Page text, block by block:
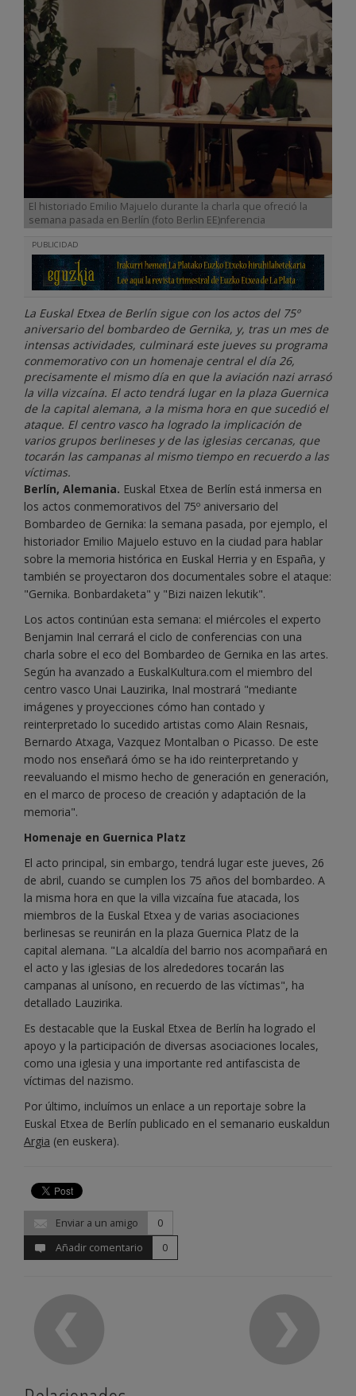
El historiado Emilio Majuelo durante la charla que ofreció la
semana pasada en Berlín (foto Berlin EE)nferencia
PUBLICIDAD
La Euskal Etxea de Berlín sigue con los actos del 75º
aniversario del bombardeo de Gernika, y, tras un mes de
intensas actividades, culminará este jueves su programa
conmemorativo con un homenaje central el día 26,
precisamente el mismo día en que la aviación nazi arrasó
la villa vizcaína. El acto tendrá lugar en la plaza Guernica
de la capital alemana, a la misma hora en que sucedió el
ataque. El centro vasco ha logrado la implicación de
varios grupos berlineses y de las iglesias cercanas, que
tocarán las campanas al mismo tiempo en recuerdo a las
víctimas.
Berlín, Alemania. Euskal Etxea de Berlín está inmersa en
los actos conmemorativos del 75º aniversario del
Bombardeo de Gernika: la semana pasada, por ejemplo, el
historiador Emilio Majuelo estuvo en la ciudad para hablar
sobre la memoria histórica en Euskal Herria y en España, y
también se proyectaron dos documentales sobre el ataque:
"Gernika. Bonbardaketa" y "Bizi naizen lekutik".
Los actos continúan esta semana: el miércoles el experto
Benjamin Inal cerrará el ciclo de conferencias con una
charla sobre el eco del Bombardeo de Gernika en las artes.
Según ha avanzado a EuskalKultura.com el miembro del
centro vasco Unai Lauzirika, Inal mostrará "mediante
imágenes y proyecciones cómo han contado y
reinterpretado lo sucedido artistas como Alain Resnais,
Bernardo Atxaga, Vazquez Montalban o Picasso. De este
modo nos enseñará ómo se ha ido reinterpretando y
reevaluando el mismo hecho de generación en generación,
en el marco de proceso de creación y adaptación de la
memoria".
Homenaje en Guernica Platz
El acto principal, sin embargo, tendrá lugar este jueves, 26
de abril, cuando se cumplen los 75 años del bombardeo. A
la misma hora en que la villa vizcaína fue atacada, los
miembros de la Euskal Etxea y de varias asociaciones
berlinesas se reunirán en la plaza Guernica Platz de la
capital alemana. "La alcaldía del barrio nos acompañará en
el acto y las iglesias de los alrededores tocarán las
campanas al unísono, en recuerdo de las víctimas", ha
detallado Lauzirika.
Es destacable que la Euskal Etxea de Berlín ha logrado el
apoyo y la participación de diversas asociaciones locales,
como una iglesia y una importante red antifascista de
víctimas del nazismo.
Por último, incluímos un enlace a un reportaje sobre la
Euskal Etxea de Berlín publicado en el semanario euskaldun
Argia (en euskera).
Enviar a un amigo
0
Añadir comentario
0